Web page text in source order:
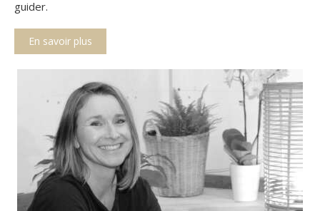
guider.
En savoir plus